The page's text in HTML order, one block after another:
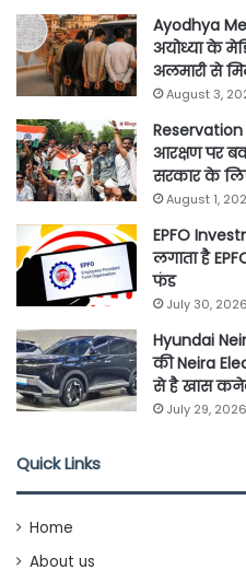
Ayodhya
अयोध्या के
अलमारी से
August 3,
आरक्षण पर
सरकार के
August 1,
EPFO
लगाता है
फंड
July 30, 2026
Hyundai
की Neira
से है खास
July 29, 2026
Quick Links
Home
About us